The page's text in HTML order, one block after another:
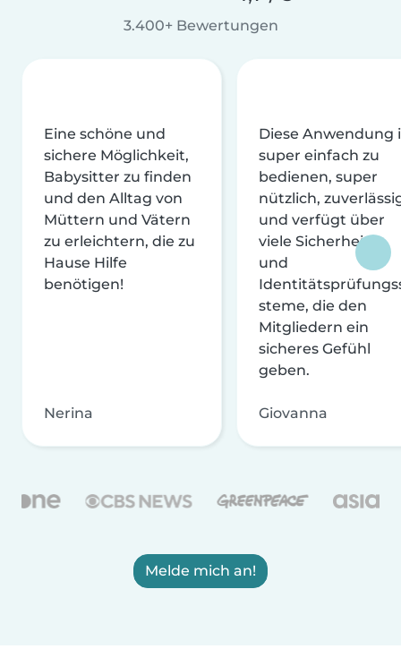
3.400+ Bewertungen
Eine schöne und
sichere Möglichkeit,
Babysitter zu finden
und den Alltag von
Müttern und Vätern
zu erleichtern, die zu
Hause Hilfe
benötigen!
Nerina
Diese Anwendung
super einfach zu
bedienen, super
nützlich,
und verfügt über
viele Sicherheits-
und
steme, die den
Mitgliedern ein
sicheres Gefühl
geben.
Giovanna
Melde mich an!